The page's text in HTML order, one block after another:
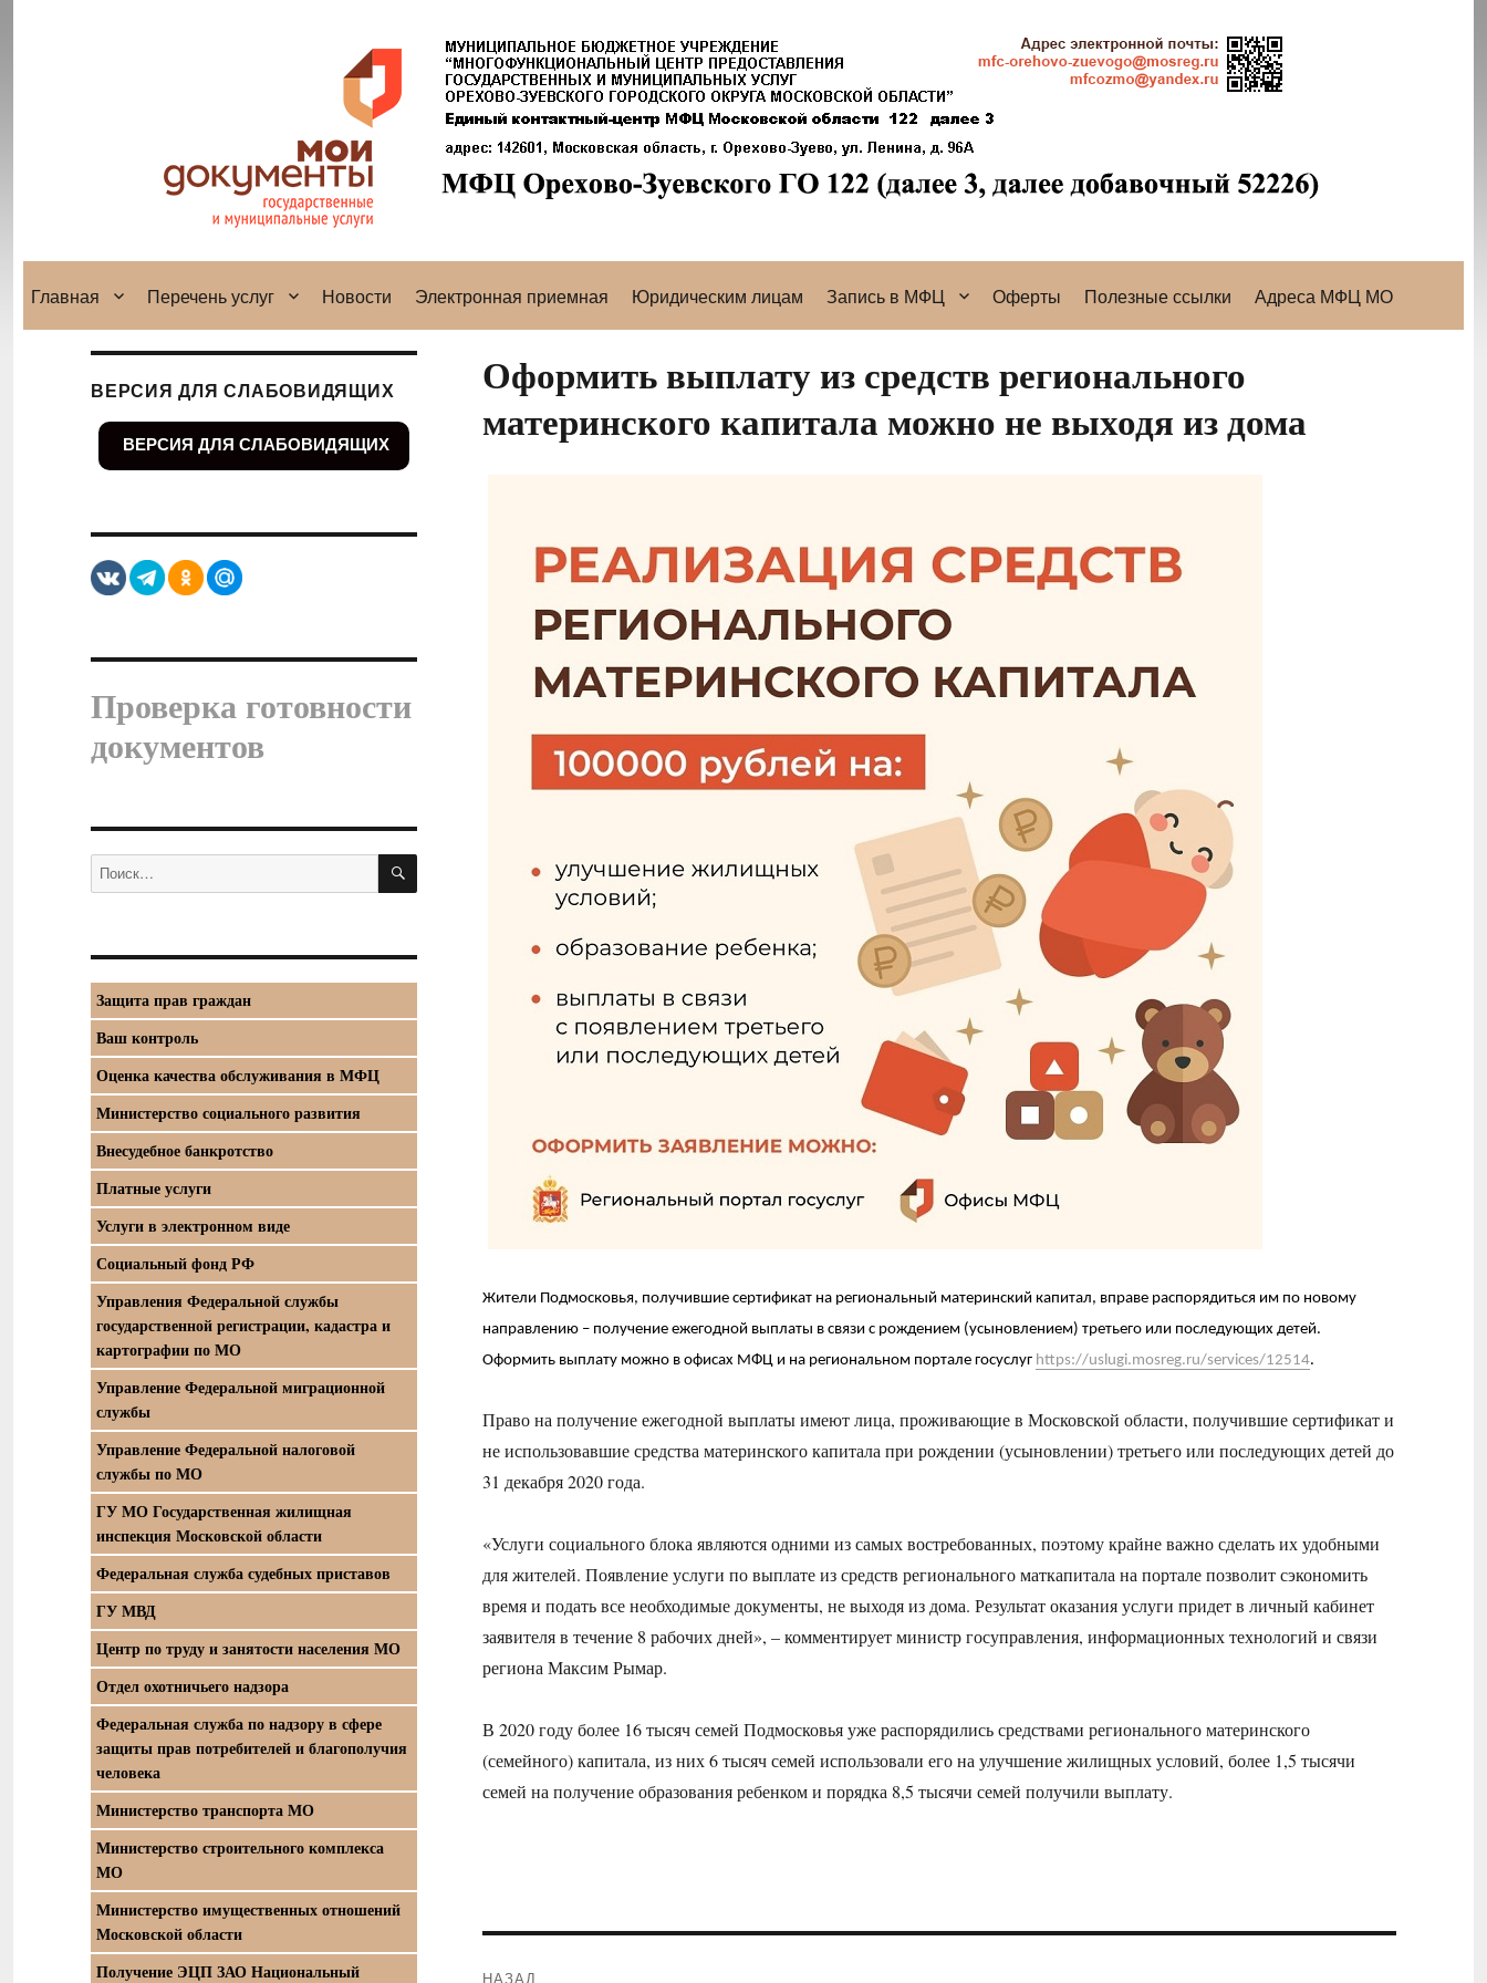
Главная Перечень услуг Новости Электронная приемная Юридическим лицам Запись в МФЦ Оферты Полезные ссылки Адреса МФЦ МО
Оформить выплату из средств регионального
материнского капитала можно не выходя из дома
Жители Подмосковья, получившие сертификат на региональный материнский капитал, вправе распорядиться им по новому
направлению – получение ежегодной выплаты в связи с рождением (усыновлением) третьего или последующих детей.
Оформить выплату можно в офисах МФЦ и на региональном портале госуслуг https://uslugi.mosreg.ru/services/12514.
Право на получение ежегодной выплаты имеют лица, проживающие в Московской области, получившие сертификат и
не использовавшие средства материнского капитала при рождении (усыновлении) третьего или последующих детей до
31 декабря 2020 года.
«Услуги социального блока являются одними из самых востребованных, поэтому крайне важно сделать их удобными
для жителей. Появление услуги по выплате из средств регионального маткапитала на портале позволит сэкономить
время и подать все необходимые документы, не выходя из дома. Результат оказания услуги придет в личный кабинет
заявителя в течение 8 рабочих дней», – комментирует министр госуправления, информационных технологий и связи
региона Максим Рымар.
В 2020 году более 16 тысяч семей Подмосковья уже распорядились средствами регионального материнского
(семейного) капитала, из них 6 тысяч семей использовали его на улучшение жилищных условий, более 1,5 тысячи
семей на получение образования ребенком и порядка 8,5 тысячи семей получили выплату.
НАЗАД
ВЕРСИЯ ДЛЯ СЛАБОВИДЯЩИХ
ВЕРСИЯ ДЛЯ СЛАБОВИДЯЩИХ
Проверка готовности
документов
Искать: ПОИСК
Защита прав граждан
Ваш контроль
Оценка качества обслуживания в МФЦ
Министерство социального развития
Внесудебное банкротство
Платные услуги
Услуги в электронном виде
Социальный фонд РФ
Управления Федеральной службы
государственной регистрации, кадастра и
картографии по МО
Управление Федеральной миграционной
службы
Управление Федеральной налоговой
службы по МО
ГУ МО Государственная жилищная
инспекция Московской области
Федеральная служба судебных приставов
ГУ МВД
Центр по труду и занятости населения МО
Отдел охотничьего надзора
Федеральная служба по надзору в сфере
защиты прав потребителей и благополучия
человека
Министерство транспорта МО
Министерство строительного комплекса
МО
Министерство имущественных отношений
Московской области
Получение ЭЦП ЗАО Национальный